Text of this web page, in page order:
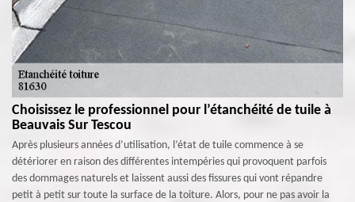
Choisissez le professionnel pour l’étanchéité de tuile à
Beauvais Sur Tescou
Après plusieurs années d’utilisation, l’état de tuile commence à se
détériorer en raison des différentes intempéries qui provoquent parfois
des dommages naturels et laissent aussi des fissures qui vont répandre
petit à petit sur toute la surface de la toiture. Alors, pour ne pas avoir la